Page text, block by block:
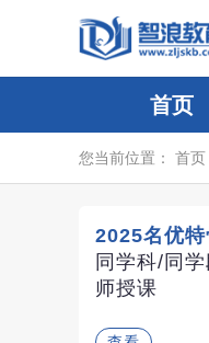
首页
您当前位置： 首页
2025名优
同学科/同
师授课